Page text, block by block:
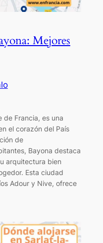
Mejores
de Francia, es una
el corazón del País
de
Bayona destaca
arquitectura bien
Esta ciudad
Adour y Nive, ofrece